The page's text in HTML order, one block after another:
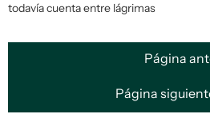
todavía cuenta entre lágrimas
Página
Página